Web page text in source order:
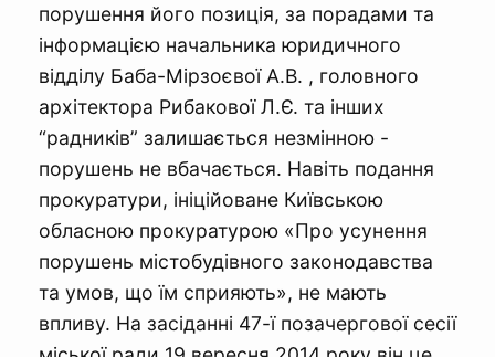
порушення його позиція, за порадами та
інформацією начальника юридичного
відділу Баба-Мірзоєвої А.В. , головного
архітектора Рибакової Л.Є. та інших
“радників” залишається незмінною -
порушень не вбачається. Навіть подання
прокуратури, ініційоване Київською
обласною прокуратурою «Про усунення
порушень містобудівного законодавства
та умов, що їм сприяють», не мають
впливу. На засіданні 47-ї позачергової сесії